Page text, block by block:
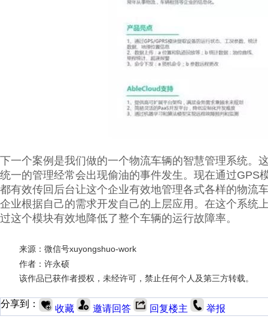
下一个案例是我们做的一个物流车辆的智慧管理系统。
统一的管理经常会出现偷油的事件发生。现在通过GPS
都有效传回后台让这个企业有效地管理各式各样的物流
企业根据自己的需求开发自己的上层应用。在这个系统
过这个模块有效地降低了整个车辆的运行故障率。
来源：微信号xuyongshuo-work
作者：许永硕
该作品已获作者授权，未经许可，禁止任何个人及第三方转载。
分享到： 收藏 邀请回答 回复楼主 举报